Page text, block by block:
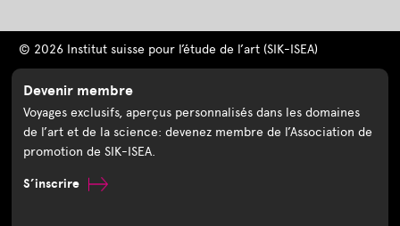
© 2026 Institut suisse pour l’étude de l’art (SIK-ISEA)
Devenir membre
Voyages exclusifs, aperçus personnalisés dans les domaines
de l’art et de la science: devenez membre de l’Association de
promotion de SIK-ISEA.
S’inscrire